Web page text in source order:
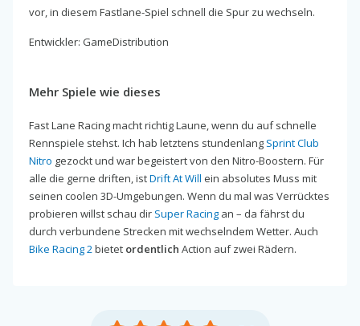
vor, in diesem Fastlane-Spiel schnell die Spur zu wechseln.
Entwickler: GameDistribution
Mehr Spiele wie dieses
Fast Lane Racing macht richtig Laune, wenn du auf schnelle
Rennspiele stehst. Ich hab letztens stundenlang Sprint Club
Nitro gezockt und war begeistert von den Nitro-Boostern. Für
alle die gerne driften, istDrift At Will ein absolutes Muss mit
seinen coolen 3D-Umgebungen. Wenn du mal was Verrücktes
probieren willst schau dir Super Racing an – da fährst du
durch verbundene Strecken mit wechselndem Wetter. Auch
Bike Racing 2bietet ordentlich Action auf zwei Rädern.